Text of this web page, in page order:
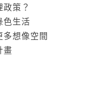
策？
色生活
想像空間
畫